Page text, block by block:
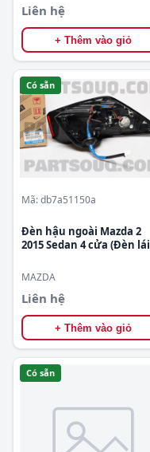
Liên hệ
+ Thêm vào giỏ
Có sẵn
Mã: db7a51150a
Đèn hậu ngoài Mazda 2
2015 Sedan 4 cửa (Đèn lái
db7a51150a
MAZDA
Liên hệ
+ Thêm vào giỏ
Có sẵn